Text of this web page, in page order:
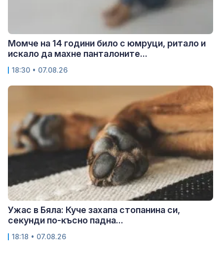
Момче на 14 години било с юмруци, ритало и
искало да махне панталоните...
18:30 • 07.08.26
Ужас в Бяла: Куче захапа стопанина си,
секунди по-късно падна...
18:18 • 07.08.26